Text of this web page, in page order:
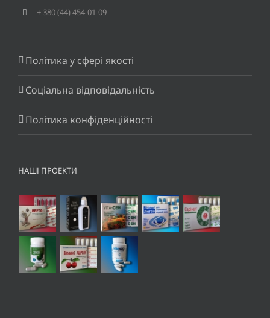
+ 380 (44) 454-01-09
Політика у сфері якості
Соціальна відповідальність
Політика конфіденційності
НАШІ ПРОЕКТИ